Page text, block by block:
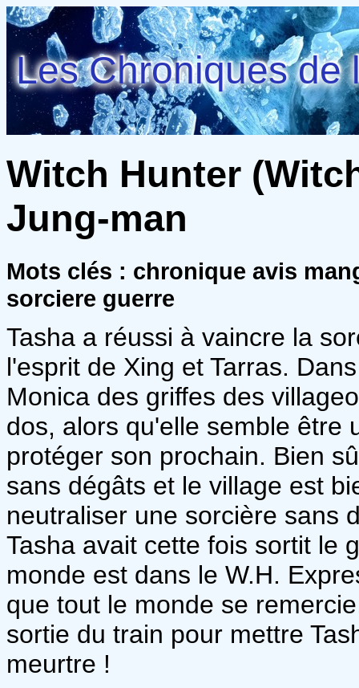
Les Chroniques de
Witch Hunter
Jung-man
Mots clés : chronique avis
sorciere guerre
Tasha a réussi à vaincre la
l'esprit de Xing et Tarras.
Monica des griffes des
dos, alors qu'elle semble être
protéger son prochain. Bien
sans dégâts et le village est
neutraliser une sorcière sans
Tasha avait cette fois sortit le
monde est dans le W.H.
que tout le monde se
sortie du train pour mettre
meurtre !